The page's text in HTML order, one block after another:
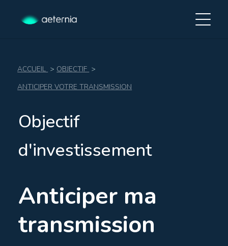
ACCUEIL > OBJECTIF >
ANTICIPER VOTRE TRANSMISSION
Objectif
d'investissement
Anticiper ma
transmission